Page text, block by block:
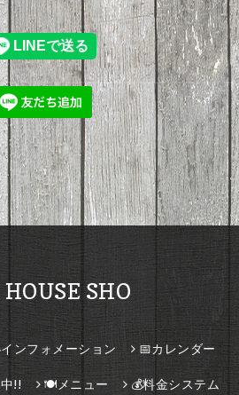
SHO
ンフォメーション 📅カレンダー
!! 🍽️メニュー 💰料金システム